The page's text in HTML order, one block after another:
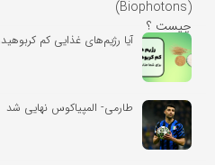
آیا رژیم‌های غذایی کم
طارمی- المپیاکوس نهایی شد